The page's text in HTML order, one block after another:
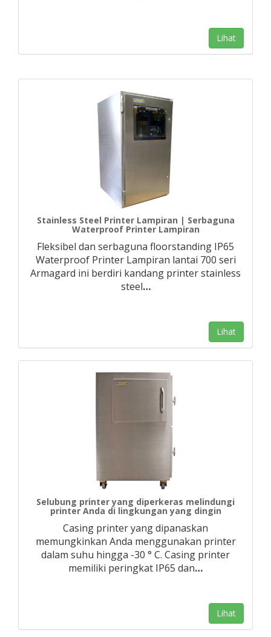
Lihat
Stainless Steel Printer Lampiran | Serbaguna
Waterproof Printer Lampiran
Fleksibel dan serbaguna floorstanding IP65
Waterproof Printer Lampiran lantai 700 seri
Armagard ini berdiri kandang printer stainless
steel…
Lihat
Selubung printer yang diperkeras melindungi
printer Anda di lingkungan yang dingin
Casing printer yang dipanaskan
memungkinkan Anda menggunakan printer
dalam suhu hingga -30 ° C. Casing printer
memiliki peringkat IP65 dan…
Lihat